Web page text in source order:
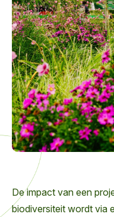
De impact van een
biodiversiteit wordt via